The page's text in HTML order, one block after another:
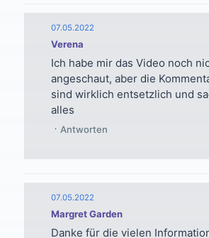
Verena
07.05.2022
Ich habe mir das Video noch
angeschaut, aber die
sind wirklich entsetzlich und
alles
Antworten
Margret Garden
07.05.2022
Danke für die vielen